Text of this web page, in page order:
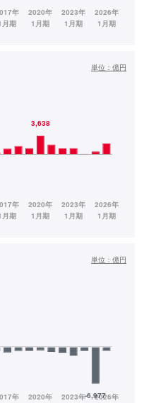
単位： 億円
単位： 億円